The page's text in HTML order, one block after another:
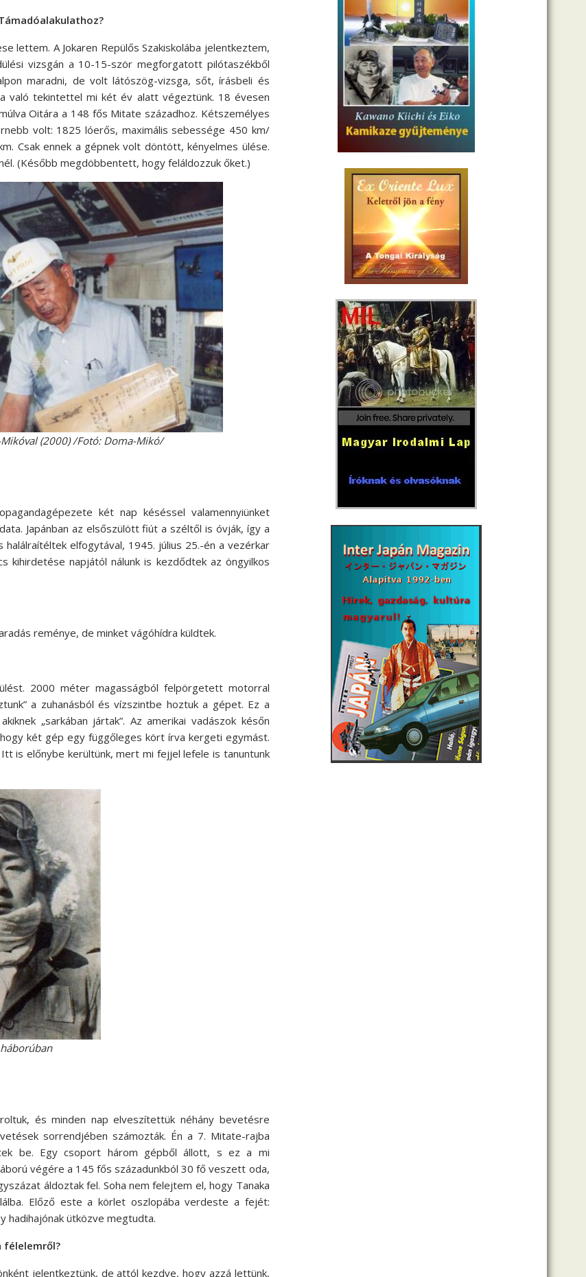
lettem. A Jokaren Repülős Szakiskolába jelentkeztem,
vizsgán a 10-15-ször megforgatott pilótaszékből
maradni, de volt látószög-vizsga, sőt, írásbeli és
való tekintettel mi két év alatt végeztünk. 18 évesen
Oitára a 148 fős Mitate századhoz. Kétszemélyes
volt: 1825 lóerős, maximális sebessége 450 km/
Csak ennek a gépnek volt döntött, kényelmes ülése.
(Később megdöbbentett, hogy feláldozzuk őket.)
(2000) /Fotó: Doma-Mikó/
két nap késéssel valamennyiünket
Japánban az elsőszülött fiút a széltől is óvják, így a
halálraítéltek elfogytával, 1945. július 25.-én a vezérkar
kihirdetése napjától nálunk is kezdődtek az öngyilkos
reménye, de minket vágóhídra küldtek.
2000 méter magasságból felpörgetett motorral
a zuhanásból és vízszintbe hoztuk a gépet. Ez a
„sarkában jártak”. Az amerikai vadászok későn
két gép egy függőleges kört írva kergeti egymást.
is előnybe kerültünk, mert mi fejjel lefele is tanuntunk
és minden nap elveszítettük néhány bevetésre
sorrendjében számozták. Én a 7. Mitate-rajba
be. Egy csoport három gépből állott, s ez a mi
végére a 145 fős századunkból 30 fő veszett oda,
áldoztak fel. Soha nem felejtem el, hogy Tanaka
Előző este a körlet oszlopába verdeste a fejét:
hadihajónak ütközve megtudta.
félelemről?
jelentkeztünk, de attól kezdve, hogy azzá lettünk,